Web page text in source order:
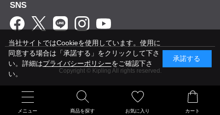
メニュー 商品を探す お気に入り カート
SNS
Copyright © Kipling All rights reserved.
当社サイトではCookieを使用しています。使用に
同意する場合は「承諾する」をクリックして下さ
い。詳細はプライバシーポリシーをご確認下さ
い。
承諾する